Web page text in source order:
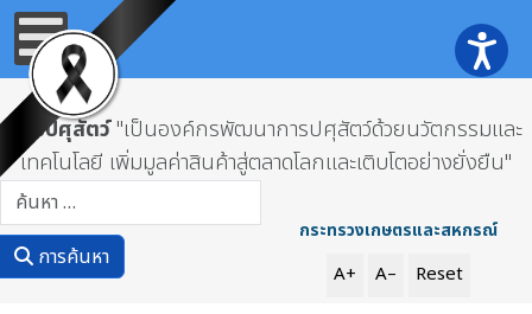
กรมปศุสัตว์"เป็นองค์กรพัฒนาการปศุสัตว์ด้วยนวัตกรรมและ
เทคโนโลยี เพิ่มมูลค่าสินค้าสู่ตลาดโลกและเติบโตอย่างยั่งยืน"
การค้นหา
กระทรวงเกษตรและสหกรณ์
A+ A– Reset